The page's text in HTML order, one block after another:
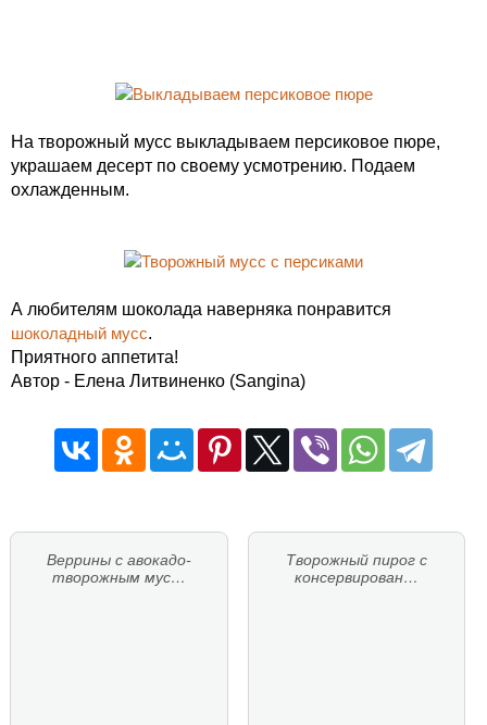
На творожный мусс выкладываем персиковое пюре,
украшаем десерт по своему усмотрению. Подаем
охлажденным.
А любителям шоколада наверняка понравится
шоколадный мусс.
Приятного аппетита!
Автор - Елена Литвиненко (Sangina)
Веррины с авокадо-
творожным мус…
Творожный пирог с
консервирован…